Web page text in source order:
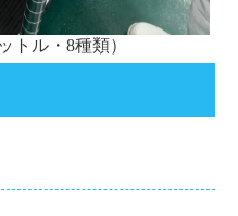
トル・8種類）